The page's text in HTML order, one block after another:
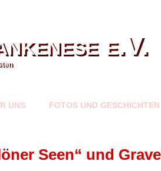
e.V.
UNS FOTOS UND GESCHICHTEN
Seen“ und